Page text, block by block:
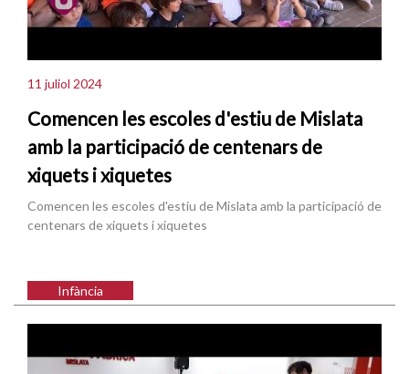
11 juliol 2024
Comencen les escoles d'estiu de Mislata
amb la participació de centenars de
xiquets i xiquetes
Comencen les escoles d'estiu de Mislata amb la participació de
centenars de xiquets i xiquetes
Infància